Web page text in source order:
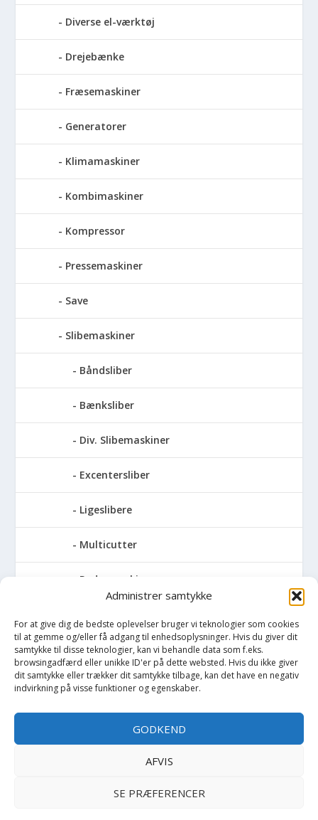
Administrer samtykke
For at give dig de bedste oplevelser bruger vi teknologier som cookies
til at gemme og/eller få adgang til enhedsoplysninger. Hvis du giver dit
samtykke til disse teknologier, kan vi behandle data som f.eks.
browsingadfærd eller unikke ID'er på dette websted. Hvis du ikke giver
dit samtykke eller trækker dit samtykke tilbage, kan det have en negativ
indvirkning på visse funktioner og egenskaber.
GODKEND
AFVIS
SE PRÆFERENCER
Diverse el-værktøj
Drejebænke
Fræsemaskiner
Generatorer
Klimamaskiner
Kombimaskiner
Kompressor
Pressemaskiner
Save
Slibemaskiner
Båndsliber
Bænksliber
Div. Slibemaskiner
Excentersliber
Ligeslibere
Multicutter
Pudsemaskiner
høvlknive
Vådsliber
Søjlebore- & bænkboremaskiner